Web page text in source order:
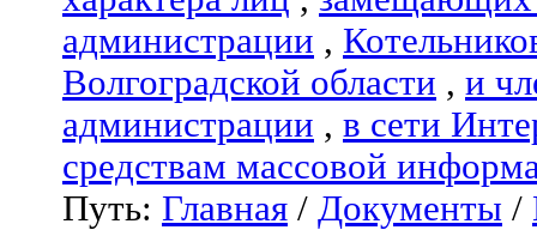
администрации ,
Волгоградской области , и
администрации , в сети
средствам массовой
Путь: Главная / Документы /